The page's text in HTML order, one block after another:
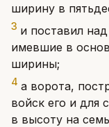
ширину в
3 и поставил
имевшие в
ширины;
4 а ворота,
войск его и для
в высоту на